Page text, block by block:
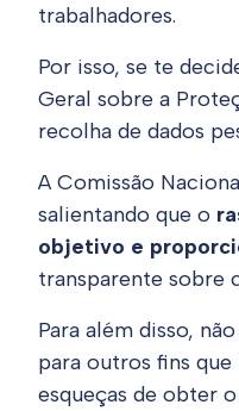
trabalhadores.
Por isso, se te
Geral sobre a
recolha de dados
A Comissão
salientando que o
objetivo e
transparente sobre
Para além disso,
para outros fins
esqueças de obter